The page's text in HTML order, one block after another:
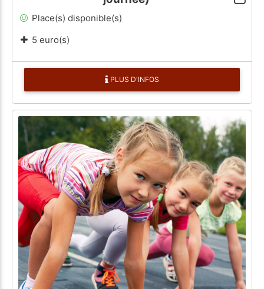
Place(s) disponible(s)
5 euro(s)
PLUS D'INFOS